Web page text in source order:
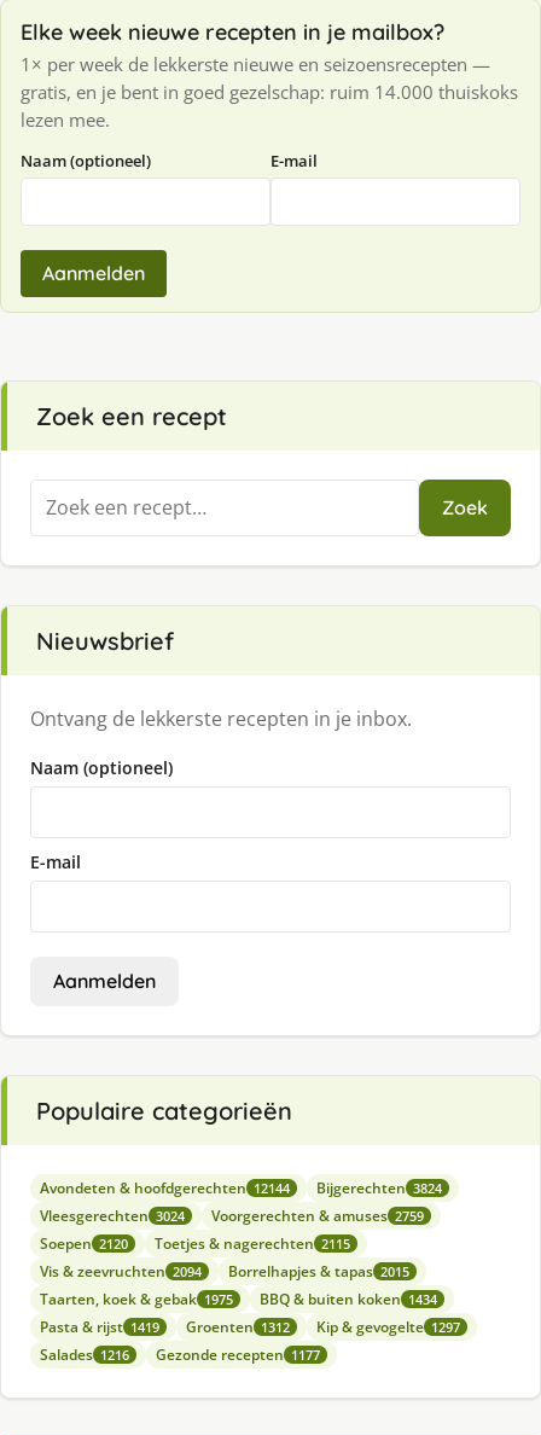
Elke week nieuwe recepten in je mailbox?
1× per week de lekkerste nieuwe en seizoensrecepten —
gratis, en je bent in goed gezelschap: ruim 14.000 thuiskoks
lezen mee.
Naam (optioneel) E-mail
Aanmelden
Zoek een recept
Zoeken
naar:
Zoek
Nieuwsbrief
Ontvang de lekkerste recepten in je inbox.
Naam (optioneel)
E-mail
Aanmelden
Populaire categorieën
Avondeten & hoofdgerechten 12144 Bijgerechten 3824
Vleesgerechten 3024 Voorgerechten & amuses 2759
Soepen 2120 Toetjes & nagerechten 2115
Vis & zeevruchten 2094 Borrelhapjes & tapas 2015
Taarten, koek & gebak 1975 BBQ & buiten koken 1434
Pasta & rijst 1419 Groenten 1312 Kip & gevogelte 1297
Salades 1216 Gezonde recepten 1177